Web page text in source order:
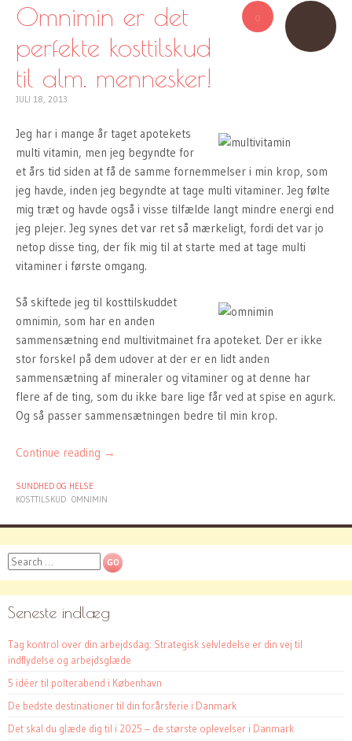
0
Omnimin er det
perfekte kosttilskud
til alm. mennesker!
JULI 18, 2013
Jeg har i mange år taget apotekets
multi vitamin, men jeg begyndte for
et års tid siden at få de samme fornemmelser i min krop, som
jeg havde, inden jeg begyndte at tage multi vitaminer. Jeg følte
mig træt og havde også i visse tilfælde langt mindre energi end
jeg plejer. Jeg synes det var ret så mærkeligt, fordi det var jo
netop disse ting, der fik mig til at starte med at tage multi
vitaminer i første omgang.
Så skiftede jeg til kosttilskuddet
omnimin, som har en anden
sammensætning end multivitmainet fra apoteket. Der er ikke
stor forskel på dem udover at der er en lidt anden
sammensætning af mineraler og vitaminer og at denne har
flere af de ting, som du ikke bare lige får ved at spise en agurk.
Og så passer sammensætningen bedre til min krop.
Continue reading →
SUNDHED OG HELSE
KOSTTILSKUD OMNIMIN
Search
Seneste indlæg
Tag kontrol over din arbejdsdag: Strategisk selvledelse er din vej til
indflydelse og arbejdsglæde
5 idéer til polterabend i København
De bedste destinationer til din forårsferie i Danmark
Det skal du glæde dig til i 2025 – de største oplevelser i Danmark